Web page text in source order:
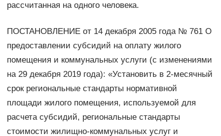
рассчитанная на одного человека.
ПОСТАНОВЛЕНИЕ от 14 декабря 2005 года № 761 О
предоставлении субсидий на оплату жилого
помещения и коммунальных услуги (с изменениями
на 29 декабря 2019 года): «Установить в 2-месячный
срок региональные стандарты нормативной
площади жилого помещения, используемой для
расчета субсидий, региональные стандарты
стоимости жилищно-коммунальных услуг и